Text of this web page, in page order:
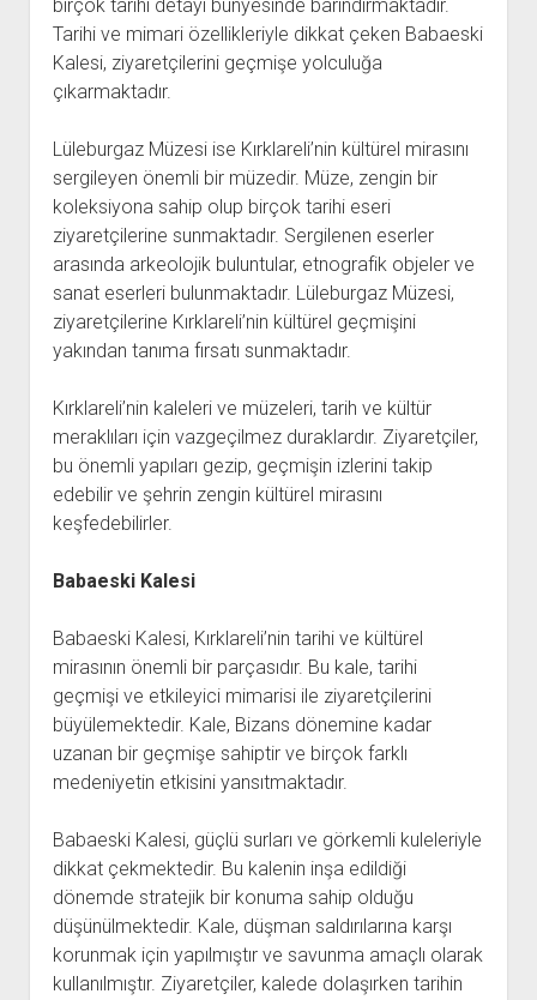
birçok tarihi detayı bünyesinde barındırmaktadır.
Tarihi ve mimari özellikleriyle dikkat çeken Babaeski
Kalesi, ziyaretçilerini geçmişe yolculuğa
çıkarmaktadır.
Lüleburgaz Müzesi ise Kırklareli’nin kültürel mirasını
sergileyen önemli bir müzedir. Müze, zengin bir
koleksiyona sahip olup birçok tarihi eseri
ziyaretçilerine sunmaktadır. Sergilenen eserler
arasında arkeolojik buluntular, etnografik objeler ve
sanat eserleri bulunmaktadır. Lüleburgaz Müzesi,
ziyaretçilerine Kırklareli’nin kültürel geçmişini
yakından tanıma fırsatı sunmaktadır.
Kırklareli’nin kaleleri ve müzeleri, tarih ve kültür
meraklıları için vazgeçilmez duraklardır. Ziyaretçiler,
bu önemli yapıları gezip, geçmişin izlerini takip
edebilir ve şehrin zengin kültürel mirasını
keşfedebilirler.
Babaeski Kalesi
Babaeski Kalesi, Kırklareli’nin tarihi ve kültürel
mirasının önemli bir parçasıdır. Bu kale, tarihi
geçmişi ve etkileyici mimarisi ile ziyaretçilerini
büyülemektedir. Kale, Bizans dönemine kadar
uzanan bir geçmişe sahiptir ve birçok farklı
medeniyetin etkisini yansıtmaktadır.
Babaeski Kalesi, güçlü surları ve görkemli kuleleriyle
dikkat çekmektedir. Bu kalenin inşa edildiği
dönemde stratejik bir konuma sahip olduğu
düşünülmektedir. Kale, düşman saldırılarına karşı
korunmak için yapılmıştır ve savunma amaçlı olarak
kullanılmıştır. Ziyaretçiler, kalede dolaşırken tarihin